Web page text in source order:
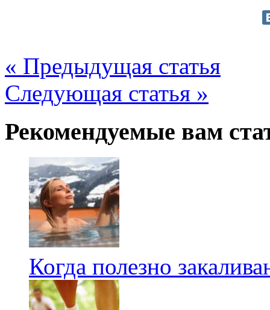
« Предыдущая статья
Следующая статья »
Рекомендуемые вам
Когда полезно